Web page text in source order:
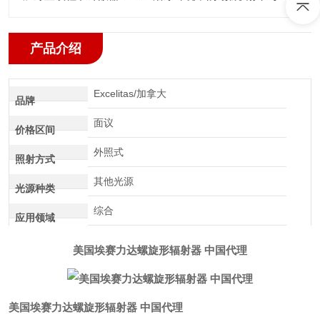
产品介绍
品牌
Excelitas/加拿大
价格区间
面议
照射方式
外照式
光源种类
其他光源
应用领域
综合
美国埃赛力达螺旋形辐射器 中国代理
美国埃赛力达螺旋形辐射器 中国代理